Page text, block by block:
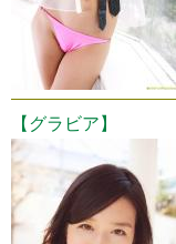
【グラビア】